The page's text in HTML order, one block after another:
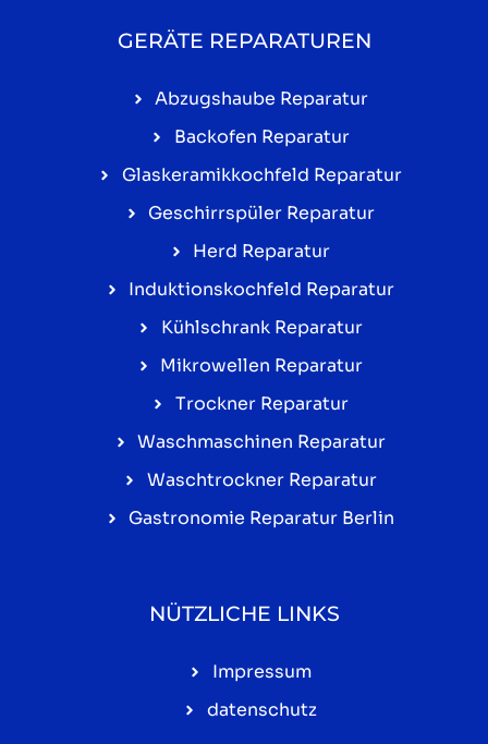
GERÄTE REPARATUREN
Abzugshaube Reparatur
Backofen Reparatur
Glaskeramikkochfeld Reparatur
Geschirrspüler Reparatur
Herd Reparatur
Induktionskochfeld Reparatur
Kühlschrank Reparatur
Mikrowellen Reparatur
Trockner Reparatur
Waschmaschinen Reparatur
Waschtrockner Reparatur
Gastronomie Reparatur Berlin
NÜTZLICHE LINKS
Impressum
datenschutz